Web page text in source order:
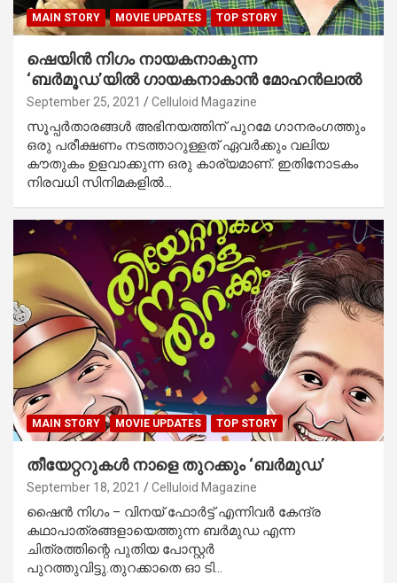
MAIN STORY MOVIE UPDATES TOP STORY
ഷെയിന്‍ നിഗം നായകനാകുന്ന
‘ബര്‍മൂഡ’യില്‍ ഗായകനാകാന്‍ മോഹന്‍ലാല്‍
September 25, 2021 Celluloid Magazine
സൂപ്പര്‍താരങ്ങള്‍ അഭിനയത്തിന് പുറമേ ഗാനരംഗത്തും
ഒരു പരീക്ഷണം നടത്താറുള്ളത് ഏവര്‍ക്കും വലിയ
കൗതുകം ഉളവാക്കുന്ന ഒരു കാര്യമാണ്. ഇതിനോടകം
നിരവധി സിനിമകളില്‍…
MAIN STORY MOVIE UPDATES TOP STORY
തീയേറ്ററുകള്‍ നാളെ തുറക്കും ‘ബര്‍മുഡ’
September 18, 2021 Celluloid Magazine
ഷൈന്‍ നിഗം – വിനയ് ഫോര്‍ട്ട് എന്നിവര്‍ കേന്ദ്ര
കഥാപാത്രങ്ങളായെത്തുന്ന ബര്‍മുഡ എന്ന
ചിത്രത്തിന്റെ പുതിയ പോസ്റ്റര്‍
പുറത്തുവിട്ടു.തുറക്കാതെ ഓ ടി…